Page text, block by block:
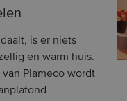
is er niets
en warm huis.
Plameco wordt